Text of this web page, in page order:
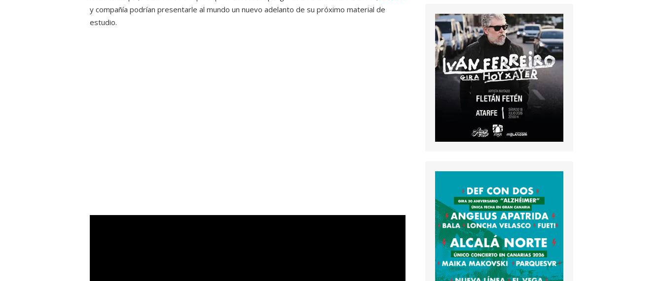
y compañía podrían presentarle al mundo un nuevo adelanto de su próximo material de
estudio.